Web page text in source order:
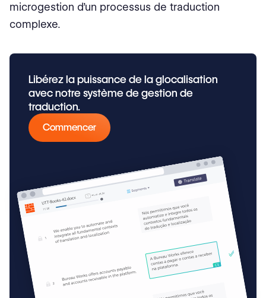
microgestion d’un processus de traduction
complexe.
Libérez la puissance de la glocalisation
avec notre système de gestion de
traduction.
Commencer